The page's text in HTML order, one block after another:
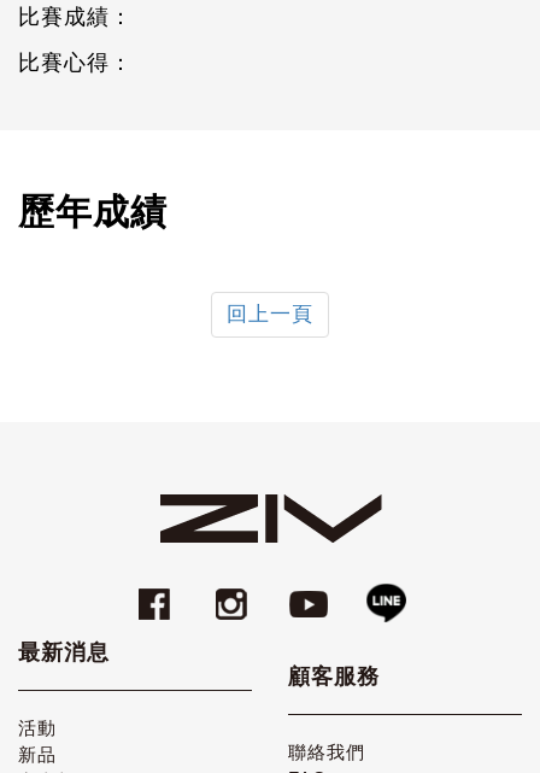
比賽成績：
比賽心得：
歷年成績
回上一頁
最新消息
活動
新品
顧客服務
聯絡我們